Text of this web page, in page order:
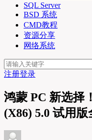
SQL Server
BSD 系统
CMD教程
资源分享
网络系统
注册登录
鸿蒙 PC 新选择
(X86) 5.0 试用